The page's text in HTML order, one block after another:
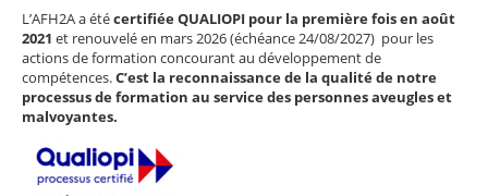
L’AFH2A a étécertifiée QUALIOPI pour la première fois en août
2021 et renouvelé en mars 2026 (échéance 24/08/2027) pour les
actions de formation concourant au développement de
compétences.C’est la reconnaissance de la qualité de notre
processus de formation au service des personnes aveugles et
malvoyantes.